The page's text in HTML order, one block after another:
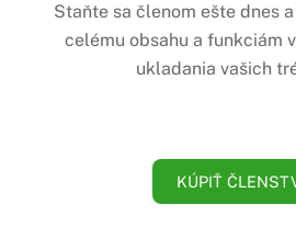
Staňte sa členom ešte dnes
celému obsahu a funkciám
ukladania vašich
KÚPIŤ